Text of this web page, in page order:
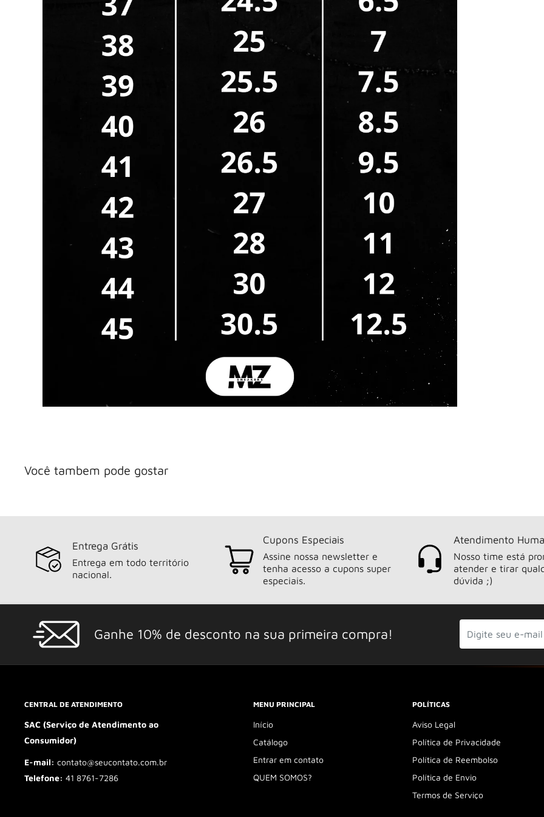
CADASTRE-SE E RECEBA 10% OFF NA SUA
PRIMEIRA COMPRA!
PEGAR CUPOM
Você tambem pode gostar
Entrega Grátis
Entrega em todo território
nacional.
Cupons Especiais
Assine nossa newsletter e
tenha acesso a cupons super
especiais.
Atendimento
Nosso time está
atender e tirar
dúvida ;)
Ganhe 10% de desconto na sua primeira compra!
CENTRAL DE ATENDIMENTO
SAC (Serviço de Atendimento ao
Consumidor)
E-mail: contato@seucontato.com.br
Telefone: 41 8761-7286
MENU PRINCIPAL
Início
Catálogo
Entrar em contato
QUEM SOMOS?
POLÍTICAS
Aviso Legal
Política de Privacidade
Política de Reembolso
Política de Envio
Termos de Serviço